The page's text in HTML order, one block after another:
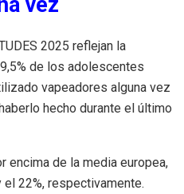
2025 reflejan la
de los adolescentes
vapeadores alguna vez
hecho durante el último
encima de la media europea,
22%, respectivamente.